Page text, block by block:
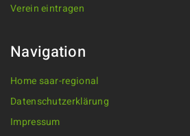
Verein eintragen
Navigation
Home saar-regional
Datenschutzerklärung
Impressum